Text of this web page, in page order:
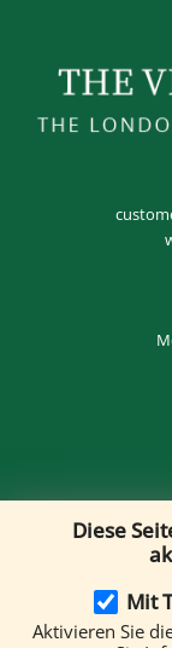
Diese
Mit
Aktivieren Sie